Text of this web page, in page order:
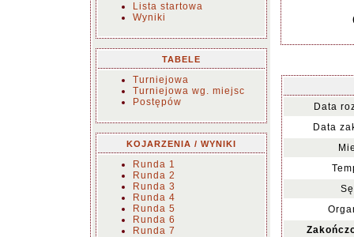
Lista startowa
Wyniki
TABELE
Turniejowa
Turniejowa wg. miejsc
Postępów
KOJARZENIA / WYNIKI
Runda 1
Runda 2
Runda 3
Runda 4
Runda 5
Runda 6
Runda 7
Data
Data